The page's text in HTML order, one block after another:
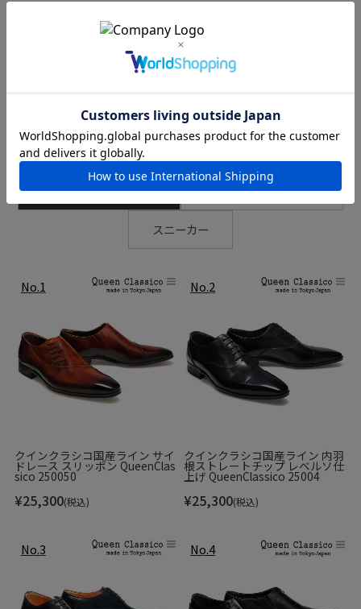
ブラックグリス
※クリックで商品が新ウィンドウで開きます。
MAGNANNI
徴です。 1954年、スペインのアルマンサで創業し、3世代に渡って丁寧
ゼ製法』。ライニングとインソールを袋縫いにすることにより、足を
優しく包み込み、軽さと屈曲性に富んでいます。素材は全てにグレー
ドが高く、ラスト、色入れ、エレガントなデザイン性など、細部に至
るまで職人の拘りが詰まっています。
Item Information
チェックした商品
RANKING
ビジネスシューズ カジュアルシューズ
スニーカー
クインクラシコ国産ライン サイ
ドレース スリッポン QueenClas
sico 250050
¥25,300(税込)
クインクラシコ国産ライン 内羽
根ストレートチップ レベルソ仕
上げ QueenClassico 25004
¥25,300(税込)